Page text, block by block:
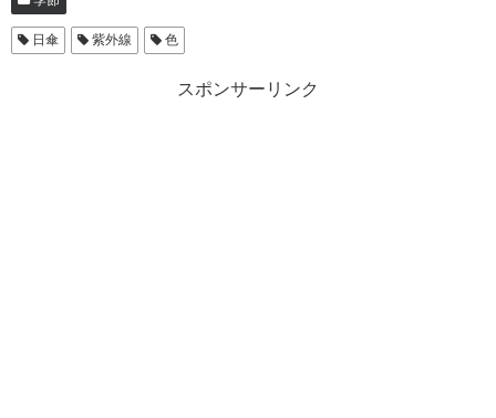
日傘 紫外線 色
スポンサーリンク